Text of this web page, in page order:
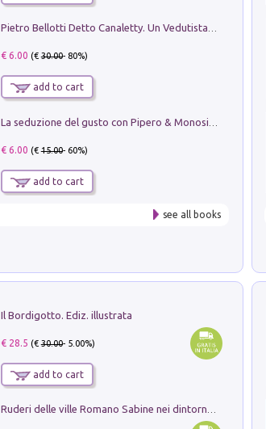
Pietro Bellotti Detto Canaletty. Un Vedutista Veneziano nella Francia dell'Ancien Régime
€ 6.00 (€30.00- 80%)
add to cart
€ 6.00 (€15.00- 60%)
add to cart
see all books
Il Bordigotto. Ediz. illustrata
€ 28.5 (€30.00- 5.00%)
add to cart
Ruderi delle ville Romano Sabine nei dintorni di Poggio Mirteto. Illustrati dal dott.re prof.re cav.re Ercole Nardi regio ispettore degli scavi e monumenti. Anno 1885. Tavole e studio. Con 25 tavole fuori testo in cartella editoriale